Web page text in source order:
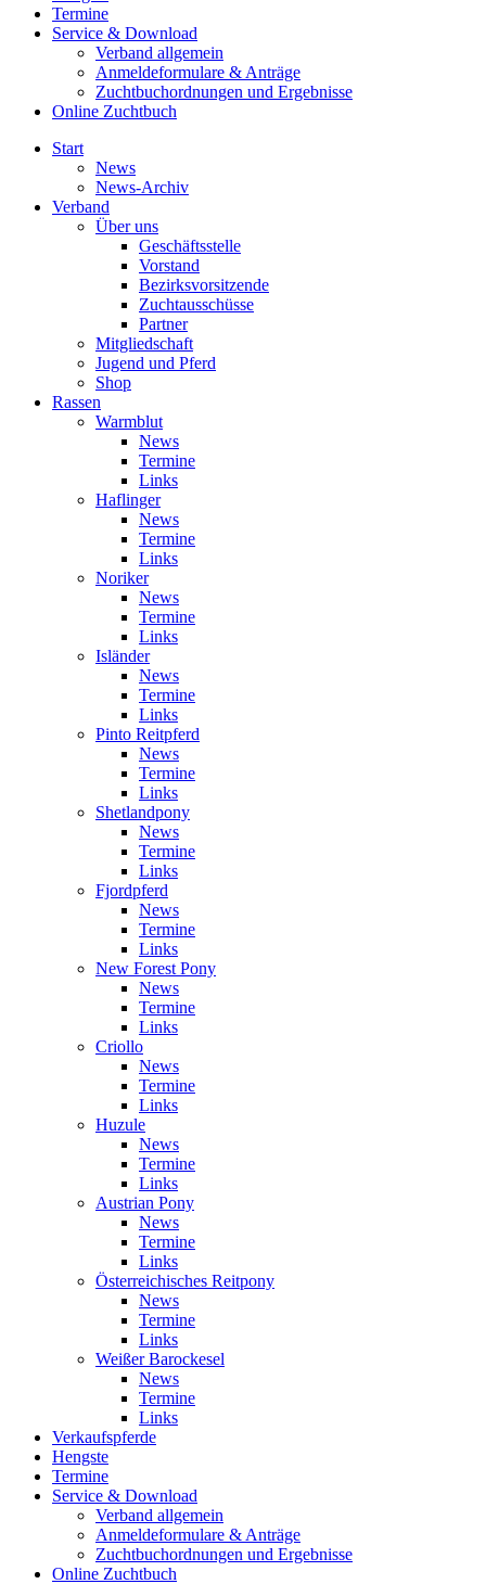
Termine
Service & Download
Verband allgemein
Anmeldeformulare & Anträge
Zuchtbuchordnungen und Ergebnisse
Online Zuchtbuch
Start
News
News-Archiv
Verband
Über uns
Geschäftsstelle
Vorstand
Bezirksvorsitzende
Zuchtausschüsse
Partner
Mitgliedschaft
Jugend und Pferd
Shop
Rassen
Warmblut
News
Termine
Links
Haflinger
News
Termine
Links
Noriker
News
Termine
Links
Isländer
News
Termine
Links
Pinto Reitpferd
News
Termine
Links
Shetlandpony
News
Termine
Links
Fjordpferd
News
Termine
Links
New Forest Pony
News
Termine
Links
Criollo
News
Termine
Links
Huzule
News
Termine
Links
Austrian Pony
News
Termine
Links
Österreichisches Reitpony
News
Termine
Links
Weißer Barockesel
News
Termine
Links
Verkaufspferde
Hengste
Termine
Service & Download
Verband allgemein
Anmeldeformulare & Anträge
Zuchtbuchordnungen und Ergebnisse
Online Zuchtbuch